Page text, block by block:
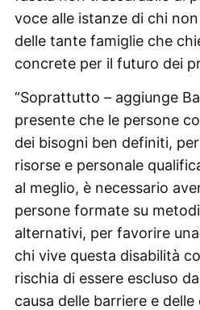
voce alle istanze di chi
delle tante famiglie che
concrete per il futuro dei
“Soprattutto – aggiunge
presente che le persone
dei bisogni ben definiti,
risorse e personale
al meglio, è necessario
persone formate su
alternativi, per favorire
chi vive questa disabilità
rischia di essere escluso
causa delle barriere e